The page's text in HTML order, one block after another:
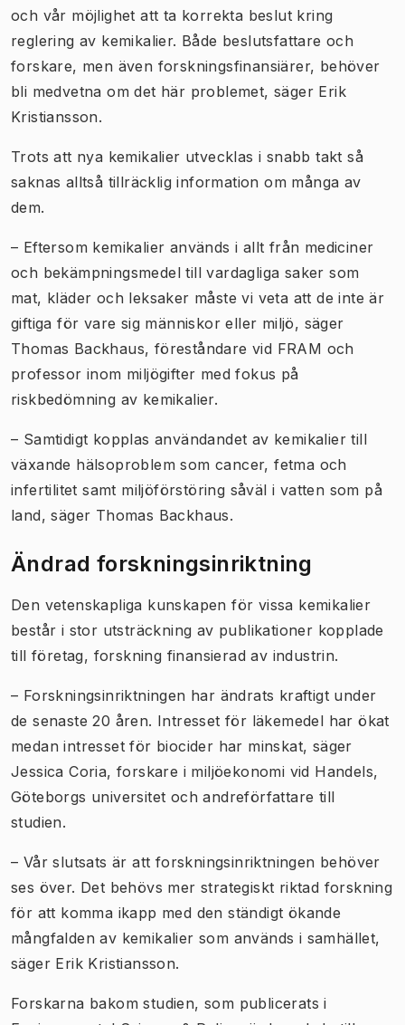
och vår möjlighet att ta korrekta beslut kring
reglering av kemikalier. Både beslutsfattare och
forskare, men även forskningsfinansiärer, behöver
bli medvetna om det här problemet, säger Erik
Kristiansson.
Trots att nya kemikalier utvecklas i snabb takt så
saknas alltså tillräcklig information om många av
dem.
– Eftersom kemikalier används i allt från mediciner
och bekämpningsmedel till vardagliga saker som
mat, kläder och leksaker måste vi veta att de inte är
giftiga för vare sig människor eller miljö, säger
Thomas Backhaus, föreståndare vid FRAM och
professor inom miljögifter med fokus på
riskbedömning av kemikalier.
– Samtidigt kopplas användandet av kemikalier till
växande hälsoproblem som cancer, fetma och
infertilitet samt miljöförstöring såväl i vatten som på
land, säger Thomas Backhaus.
Ändrad forskningsinriktning
Den vetenskapliga kunskapen för vissa kemikalier
består i stor utsträckning av publikationer kopplade
till företag, forskning finansierad av industrin.
– Forskningsinriktningen har ändrats kraftigt under
de senaste 20 åren. Intresset för läkemedel har ökat
medan intresset för biocider har minskat, säger
Jessica Coria, forskare i miljöekonomi vid Handels,
Göteborgs universitet och andreförfattare till
studien.
– Vår slutsats är att forskningsinriktningen behöver
ses över. Det behövs mer strategiskt riktad forskning
för att komma ikapp med den ständigt ökande
mångfalden av kemikalier som används i samhället,
säger Erik Kristiansson.
Forskarna bakom studien, som publicerats i